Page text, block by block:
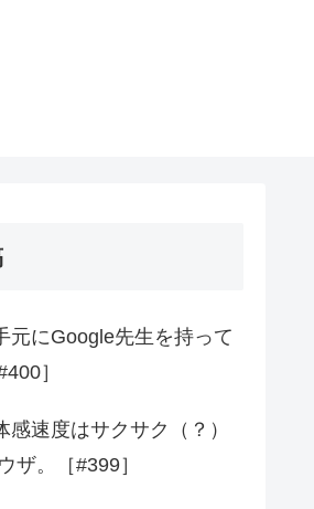
元にGoogle先生を持って
］
感速度はサクサク（？）
ザ。［#399］